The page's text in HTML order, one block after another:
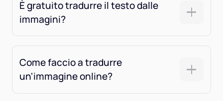
È gratuito tradurre il testo dalle
immagini?
Come faccio a tradurre
un'immagine online?